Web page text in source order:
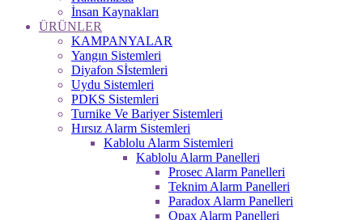
İnsan Kaynakları
ÜRÜNLER
KAMPANYALAR
Yangın Sistemleri
Diyafon Sİstemleri
Uydu Sistemleri
PDKS Sistemleri
Turnike Ve Bariyer Sistemleri
Hırsız Alarm Sistemleri
Kablolu Alarm Sistemleri
Kablolu Alarm Panelleri
Prosec Alarm Panelleri
Teknim Alarm Panelleri
Paradox Alarm Panelleri
Opax Alarm Panelleri